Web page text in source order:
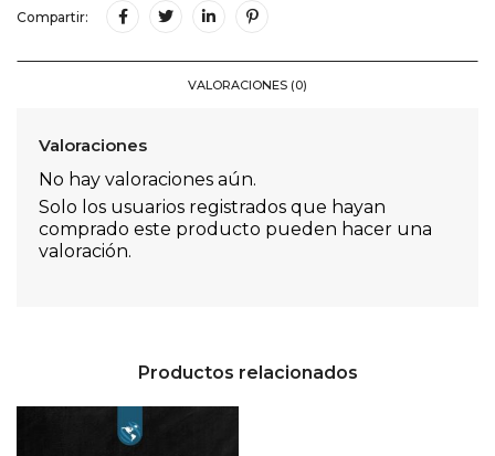
Compartir:
VALORACIONES (0)
Valoraciones
No hay valoraciones aún.
Solo los usuarios registrados que hayan
comprado este producto pueden hacer una
valoración.
Productos relacionados